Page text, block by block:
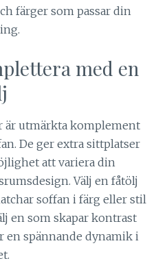
färger som passar din
med en
är utmärkta komplement
De ger extra sittplatser
att variera din
Välj en fåtölj
soffan i färg eller stil
en som skapar kontrast
en spännande dynamik i